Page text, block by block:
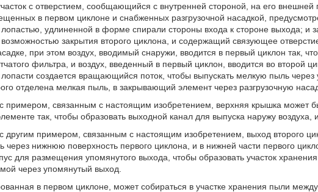
с отверстием, сообщающийся с внутренней стороной, на его
в первом циклоне и снабженных разгрузочной насадкой,
удлиненной в форме спирали стороны входа к стороне выхода; и
закрытия второго циклона, и содержащий связующее
при этом воздух, вводимый снаружи, вводится в первый циклон так,
фильтра, и воздух, введенный в первый циклон, вводится во второй
создается вращающийся поток, чтобы выпускать мелкую пыль через
отделена мелкая пыль, в закрывающий элемент через разгрузочную
с примером, связанным с настоящим изобретением, верхняя крышка может
так, чтобы образовать выходной канал для выпуска наружу воздуха,
с другим примером, связанным с настоящим изобретением, выход второго
через нижнюю поверхность первого циклона, и в нижней части первого
для размещения упомянутого выхода, чтобы образовать участок
через упомянутый выход.
в первом циклоне, может собираться в участке хранения пыли